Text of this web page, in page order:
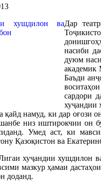
Дар
насиби
дуюм
академик
Баъди
сардори
хуҷандии
қайд намуд, ки дар оғози
низ иштирокчии он
Умед аст, ки
Қазоқистон ва
хуҷандии хушдилон
мазкур ҳамаи
доданд.